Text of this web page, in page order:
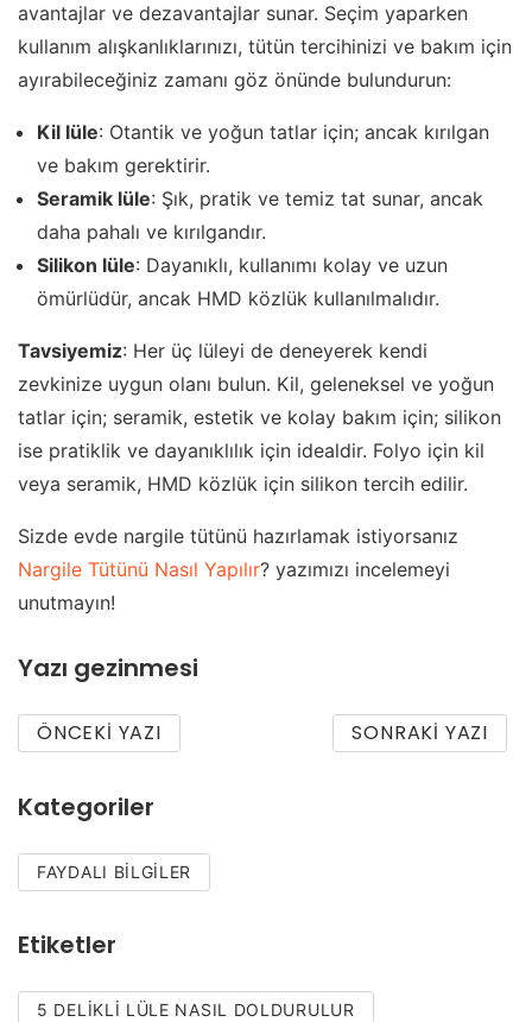
avantajlar ve dezavantajlar sunar. Seçim yaparken
kullanım alışkanlıklarınızı, tütün tercihinizi ve bakım için
ayırabileceğiniz zamanı göz önünde bulundurun:
Kil lüle: Otantik ve yoğun tatlar için; ancak kırılgan
ve bakım gerektirir.
Seramik lüle: Şık, pratik ve temiz tat sunar, ancak
daha pahalı ve kırılgandır.
Silikon lüle: Dayanıklı, kullanımı kolay ve uzun
ömürlüdür, ancak HMD közlük kullanılmalıdır.
Tavsiyemiz: Her üç lüleyi de deneyerek kendi
zevkinize uygun olanı bulun. Kil, geleneksel ve yoğun
tatlar için; seramik, estetik ve kolay bakım için; silikon
ise pratiklik ve dayanıklılık için idealdir. Folyo için kil
veya seramik, HMD közlük için silikon tercih edilir.
Sizde evde nargile tütünü hazırlamak istiyorsanız
Nargile Tütünü Nasıl Yapılır? yazımızı incelemeyi
unutmayın!
Yazı gezinmesi
ÖNCEKI YAZI SONRAKI YAZI
Kategoriler
FAYDALI BILGILER
Etiketler
5 DELIKLI LÜLE NASIL DOLDURULUR